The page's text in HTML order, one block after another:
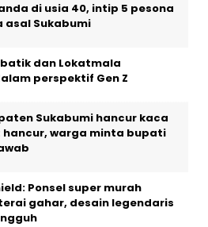
di usia 40, intip 5 pesona
asal Sukabumi
dan Lokatmala
perspektif Gen Z
Sukabumi hancur kaca
hancur, warga minta bupati
Ponsel super murah
gahar, desain legendaris